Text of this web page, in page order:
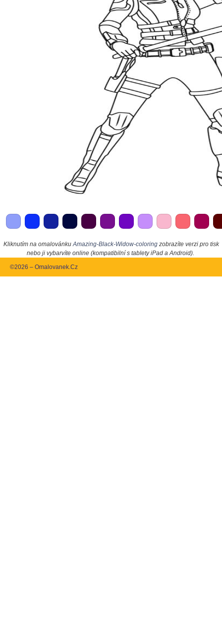
Kliknutím na omalovánku Amazing-Black-Widow-coloringzobrazíte verzi pro tisk
nebo ji vybarvíte online (kompatibilní s tablety iPad a Android).
©2026 – Omalovanek.Cz